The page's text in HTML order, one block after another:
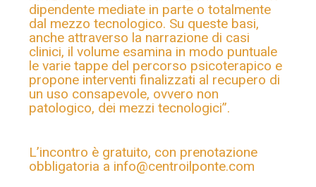
dipendente mediate in parte o totalmente
dal mezzo tecnologico. Su queste basi,
anche attraverso la narrazione di casi
clinici, il volume esamina in modo puntuale
le varie tappe del percorso psicoterapico e
propone interventi finalizzati al recupero di
un uso consapevole, ovvero non
patologico, dei mezzi tecnologici”.
L’incontro è gratuito, con prenotazione
obbligatoria a info@centroilponte.com